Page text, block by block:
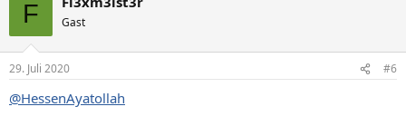
CAD nutzen? Als Hobby oder bist du Profi? Welche Software
wirst du nutzen?
…
3. Hast du besondere Anforderungen oder Wünsche
…
F Gast
29. Juli 2020 #6
@HessenAyatollah